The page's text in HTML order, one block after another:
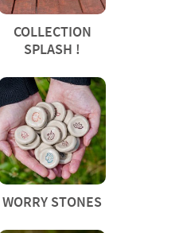
COLLECTION
SPLASH !
WORRY STONES